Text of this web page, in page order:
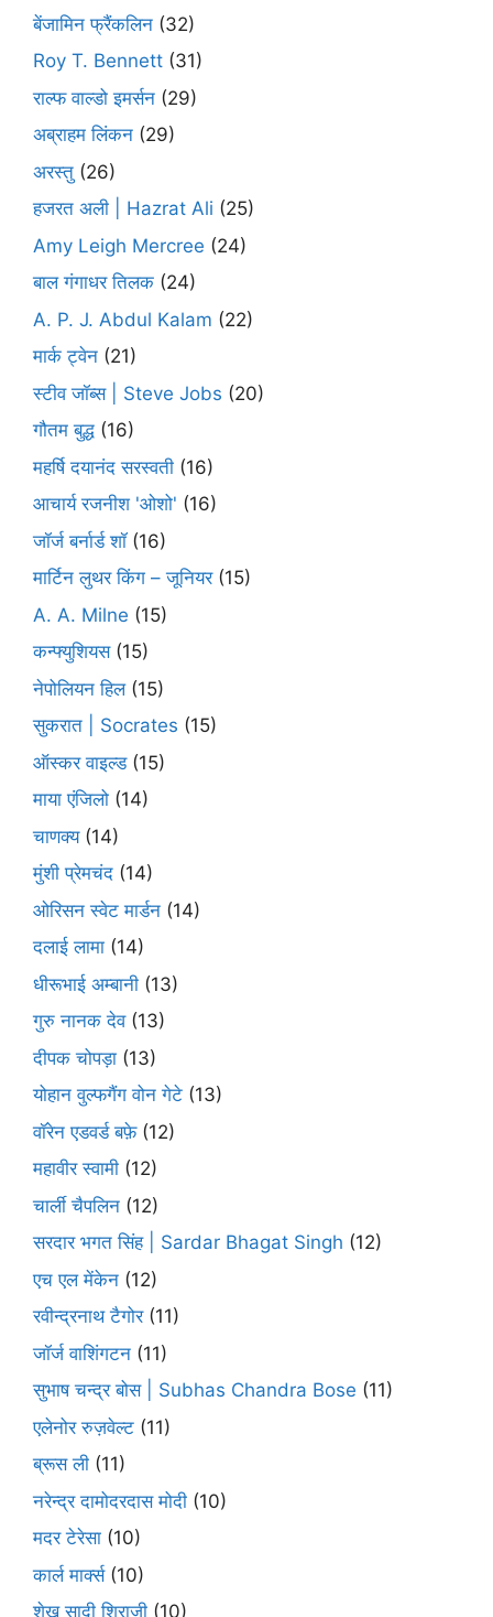
बेंजामिन फ्रैंकलिन (32)
Roy T. Bennett (31)
राल्फ वाल्डो इमर्सन (29)
अब्राहम लिंकन (29)
अरस्तु (26)
हजरत अली | Hazrat Ali (25)
Amy Leigh Mercree (24)
बाल गंगाधर तिलक (24)
A. P. J. Abdul Kalam (22)
मार्क ट्वेन (21)
स्टीव जॉब्स | Steve Jobs (20)
गौतम बुद्ध (16)
महर्षि दयानंद सरस्वती (16)
आचार्य रजनीश 'ओशो' (16)
जॉर्ज बर्नार्ड शॉ(16)
मार्टिन लुथर किंग – जूनियर(15)
A. A. Milne (15)
कन्फ्युशियस(15)
नेपोलियन हिल(15)
सुकरात | Socrates (15)
ऑस्कर वाइल्ड(15)
माया एंजिलो (14)
चाणक्य(14)
मुंशी प्रेमचंद (14)
ओरिसन स्‍वेट मार्डन (14)
दलाई लामा (14)
धीरूभाई अम्बानी (13)
गुरु नानक देव(13)
दीपक चोपड़ा (13)
योहान वुल्फगैंग वोन गेटे (13)
वॉरेन एडवर्ड बफ़े(12)
महावीर स्वामी (12)
चार्ली चैपलिन (12)
सरदार भगत सिंह | Sardar Bhagat Singh (12)
एच एल मेंकेन (12)
रवीन्द्रनाथ टैगोर(11)
जॉर्ज वाशिंगटन (11)
सुभाष चन्द्र बोस | Subhas Chandra Bose (11)
एलेनोर रुज़वेल्ट (11)
ब्रूस ली (11)
नरेन्द्र दामोदरदास मोदी (10)
मदर टेरेसा (10)
कार्ल मार्क्स(10)
शेख सादी शिराज़ी (10)